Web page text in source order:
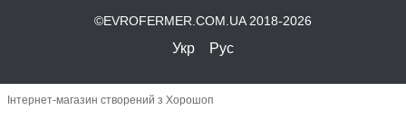
©EVROFERMER.COM.UA 2018-2026
Укр Рус
Інтернет-магазин створений з Хорошоп